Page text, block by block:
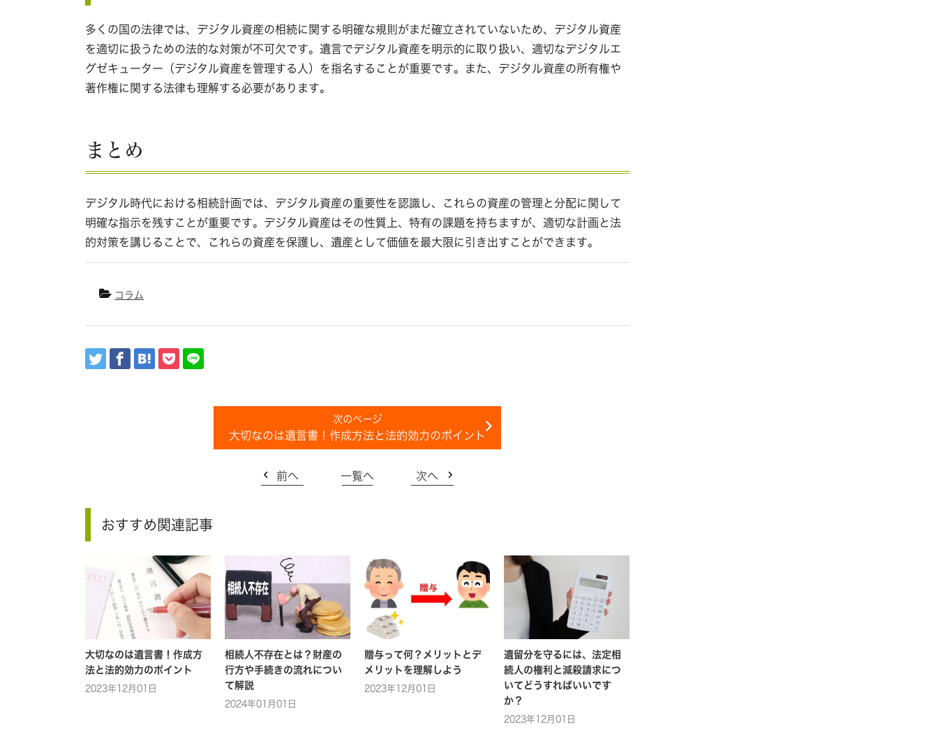
多くの国の法律では、デジタル資産の相続に関する明確な規則がまだ確立されていないため、デジタル資産
を適切に扱うための法的な対策が不可欠です。遺言でデジタル資産を明示的に取り扱い、適切なデジタルエ
グゼキューター（デジタル資産を管理する人）を指名することが重要です。また、デジタル資産の所有権や
著作権に関する法律も理解する必要があります。
まとめ
デジタル時代における相続計画では、デジタル資産の重要性を認識し、これらの資産の管理と分配に関して
明確な指示を残すことが重要です。デジタル資産はその性質上、特有の課題を持ちますが、適切な計画と法
的対策を講じることで、これらの資産を保護し、遺産として価値を最大限に引き出すことができます。
コラム
大切なのは遺言書！作成方法と法的効力のポイント
前へ 一覧へ 次へ
おすすめ関連記事
大切なのは遺言書！作成方
法と法的効力のポイント
2023年12月01日
相続人不存在とは？財産の
行方や手続きの流れについ
て解説
2024年01月01日
贈与って何？メリットとデ
メリットを理解しよう
2023年12月01日
遺留分を守るには、法定相
続人の権利と減殺請求につ
いてどうすればいいです
か？
2023年12月01日